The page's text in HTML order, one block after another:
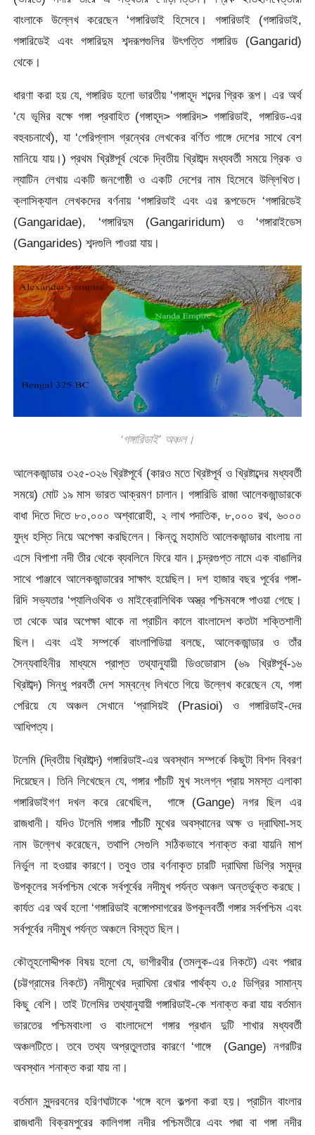
বাংলাকে উল্লেখ করেছেন ‘গঙ্গারিডাই হিসেবে। গঙ্গারিডাই (গঙ্গারিডাই,
গঙ্গারিডেই এবং গঙ্গারিদুম শব্দরূপগুলির উৎপত্তি গঙ্গারিড (Gangarid)
থেকে।
ধারণা করা হয় যে, গঙ্গারিড হলো ভারতীয় ‘গঙ্গাহূদ শব্দের গ্রিক রূপ। এর অর্থ
‘যে ভূমির বক্ষে গঙ্গা প্রবাহিত (গঙ্গাহূদ> গঙ্গারিদ> গঙ্গারিডাই, গঙ্গারিড-এর
বহুবচনার্থে), যা ‘পেরিপ্লাস গ্রন্থের লেখকের বর্ণিত গাঙ্গে দেশের সাথে বেশ
মানিয়ে যায়।) প্রথম খ্রিষ্টপূর্ব থেকে দ্বিতীয় খ্রিষ্টাব্দ মধ্যবর্তী সময়ে গ্রিক ও
ল্যাটিন লেখায় একটি জনগোষ্ঠী ও একটি দেশের নাম হিসেবে উল্লিখিত।
ক্লাসিক্যাল লেখকদের বর্ণনায় ‘গঙ্গারিডাই এবং এর রূপভেদে ‘গঙ্গারিডেই
(Gangaridae), ‘গঙ্গারিদুম (Gangariridum) ও ‘গঙ্গারাইডেস
(Gangarides) শব্দগুলি পাওয়া যায়।
‘গঙ্গারিডাই’ অঞ্চল।
আলেকজান্ডার ৩২৫-৩২৬ খ্রিষ্টপূর্বে (কারও মতে খ্রিষ্টপূর্ব ও খ্রিষ্টাব্দের মধ্যবর্তী
সময়ে) মোট ১৯ মাস ভারত আক্রমণ চালান। গঙ্গারিডি রাজা আলেকজান্ডারকে
বাধা দিতে দিতে ৮০,০০০ অশ্বারোহী, ২ লাখ পদাতিক, ৮,০০০ রথ, ৬০০০
যুদ্ধ হস্তি নিয়ে অপেক্ষা করছিলেন। কিন্তু মহামতি আলেকজান্ডার বাংলায় না
এসে বিপাশা নদী তীর থেকে ব্যবলিনে ফিরে যান। চন্দ্রগুপ্ত নামে এক বাঙালির
সাথে পাঞ্জাবে আলেকজান্ডারের সাক্ষাৎ হয়েছিল। দশ হাজার বছর পূর্বের গঙ্গা-
রিদি সভ্যতার ‘প্যালিওথিক ও মাইক্রোলিথিক অস্ত্র পশ্চিমবঙ্গে পাওয়া গেছে।
তা থেকে আর অপেক্ষা থাকে না প্রাচীন কালে বাংলাদেশ কতটা শক্তিশালী
ছিল। এবং এই সম্পর্কে বাংলাপিডিয়া বলছে, আলেকজান্ডার ও তাঁর
সৈন্যবাহিনীর মাধ্যমে প্রাপ্ত তথ্যানুযায়ী ডিওডোরাস (৬৯ খ্রিষ্টপূর্ব-১৬
খ্রিষ্টাব্দ) সিন্ধু পরবর্তী দেশ সম্বন্ধে লিখতে গিয়ে উল্লেখ করেছেন যে, গঙ্গা
পেরিয়ে যে অঞ্চল সেখানে ‘প্রাসিয়ই (Prasioi) ও গঙ্গারিডাই-দের
আধিপত্য।
টলেমি (দ্বিতীয় খ্রিষ্টাব্দ) গঙ্গারিডাই-এর অবস্থান সম্পর্কে কিছুটা বিশদ বিবরণ
দিয়েছেন। তিনি লিখেছেন যে, গঙ্গার পাঁচটি মুখ সংলগ্ন প্রায় সমস্ত এলাকা
গঙ্গারিডাইগণ দখল করে রেখেছিল, গাঙ্গে (Gange) নগর ছিল এর
রাজধানী। যদিও টলেমি গঙ্গার পাঁচটি মুখের অবস্থানের অক্ষ ও দ্রাঘিমা-সহ
নাম উল্লেখ করেছেন, তথাপি সেগুলি সঠিকভাবে শনাক্ত করা যায়নি মাপ
নির্ভুল না হওয়ার কারণে। তবুও তার বর্ণনাকৃত চারটি দ্রাঘিমা ডিগ্রি সমুদ্র
উপকূলের সর্বপশ্চিম থেকে সর্বপূর্বের নদীমুখ পর্যন্ত অঞ্চল অন্তর্ভুক্ত করছে।
কার্যত এর অর্থ হলো ‘গঙ্গারিডাই বঙ্গোপসাগরের উপকূলবর্তী গঙ্গার সর্বপশ্চিম এবং
সর্বপূর্বের নদীমুখ পর্যন্ত অঞ্চলে বিস্তৃত ছিল।
কৌতূহলোদ্দীপক বিষয় হলো যে, ভাগীরথীর (তমলুক-এর নিকটে) এবং পদ্মার
(চট্টগ্রামের নিকটে) নদীমুখের দ্রাঘিমা রেখার পার্থক্য ৩.৫ ডিগ্রির সামান্য
কিছু বেশি। তাই টলেমির তথ্যানুযায়ী গঙ্গারিডাই-কে শনাক্ত করা যায় বর্তমান
ভারতের পশ্চিমবাংলা ও বাংলাদেশে গঙ্গার প্রধান দুটি শাখার মধ্যবর্তী
অঞ্চলটিতে। তবে তথ্য অপ্রতুলতার কারণে ‘গাঙ্গে (Gange) নগরটির
অবস্থান শনাক্ত করা যায় না।
বর্তমান সুন্দরবনের হরিণঘাটাকে ‘গঙ্গে বলে কল্পনা করা হয়। প্রাচীন বাংলার
রাজধানী বিক্রমপুরের কালিগঙ্গা নদীর পশ্চিমতীরে এবং পদ্মা বা গঙ্গা নদীর